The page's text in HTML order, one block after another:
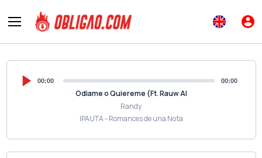
00:00 00:00
Odiame o Quiereme (Ft. Rauw Al
Randy
IPAUTA - Romances de una Nota